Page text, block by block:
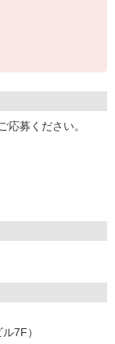
応募ください。
ズです。
！
7F）